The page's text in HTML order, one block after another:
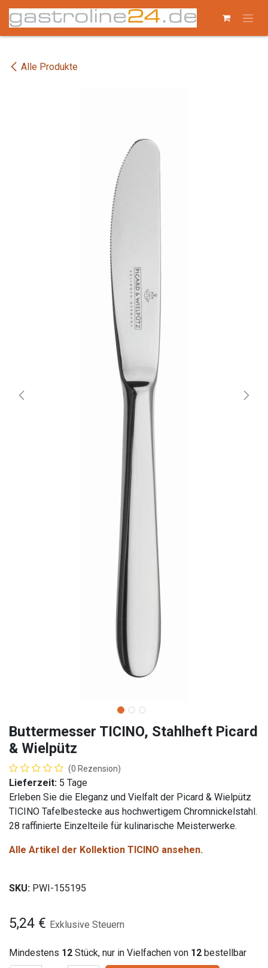
Zum Inhalt springen
Alle Produkte
Buttermesser TICINO, Stahlheft Picard
& Wielpütz
(0 Rezension)
Lieferzeit: 5 Tage
Erleben Sie die Eleganz und Vielfalt der Picard & Wielpütz
TICINO Tafelbestecke aus hochwertigem Chromnickelstahl.
28 raffinierte Einzelteile für kulinarische Meisterwerke.
Alle Artikel der Kollektion TICINO ansehen.
SKU: PWI-155195
5,24 € Exklusive Steuern
Mindestens 12 Stück, nur in Vielfachen von 12 bestellbar